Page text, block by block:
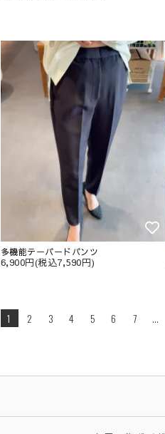
多機能テーパードパンツ
6,900円(税込7,590円)
1 2 3 4 5 6 7 …